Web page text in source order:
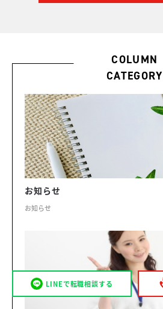
COLUMN
CATEGORY
お知らせ
お知らせ
LINEで転職相談する